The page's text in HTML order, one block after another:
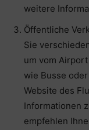
weitere
Öffentliche
Sie
um vom
wie Busse
Website des
Informationen
empfehlen